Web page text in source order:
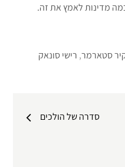
מדינות לאמץ את זה.
סטארמר, רישי סונאק
סדרה של הולכים